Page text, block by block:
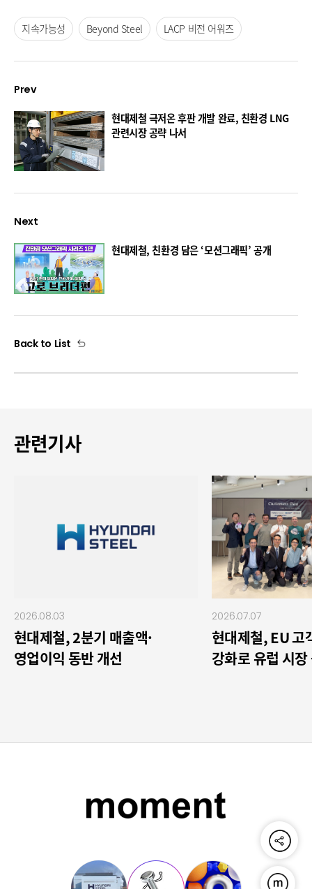
지속가능성 Beyond Steel LACP 비전 어워즈
Prev
현대제철 극저온 후판 개발 완료, 친환경 LNG
관련시장 공략 나서
Next
현대제철, 친환경 담은 ‘모션그래픽’ 공개
Back to List
관련기사
2026.08.03
현대제철, 2분기 매출액·
영업이익 동반 개선
2026.07.07
현대제철, EU 고
강화로 유럽 시장
공유하기